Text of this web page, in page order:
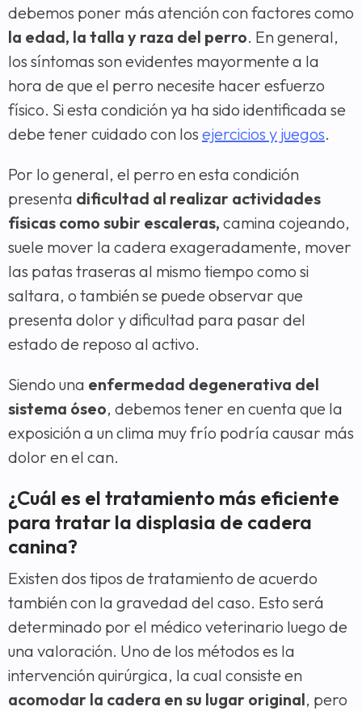
debemos poner más atención con factores como
la edad, la talla y raza del perro. En general,
los síntomas son evidentes mayormente a la
hora de que el perro necesite hacer esfuerzo
físico. Si esta condición ya ha sido identificada se
debe tener cuidado con los ejercicios y juegos.
Por lo general, el perro en esta condición
presenta dificultad al realizar actividades
físicas como subir escaleras, camina cojeando,
suele mover la cadera exageradamente, mover
las patas traseras al mismo tiempo como si
saltara, o también se puede observar que
presenta dolor y dificultad para pasar del
estado de reposo al activo.
Siendo una enfermedad degenerativa del
sistema óseo, debemos tener en cuenta que la
exposición a un clima muy frío podría causar más
dolor en el can.
¿Cuál es el tratamiento más eficiente
para tratar la displasia de cadera
canina?
Existen dos tipos de tratamiento de acuerdo
también con la gravedad del caso. Esto será
determinado por el médico veterinario luego de
una valoración. Uno de los métodos es la
intervención quirúrgica, la cual consiste en
acomodar la cadera en su lugar original, pero